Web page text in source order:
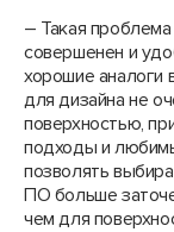
– Такая
совершенен и
хорошие аналоги
для дизайна не
поверхностью,
подходы и
позволять
ПО больше
чем для